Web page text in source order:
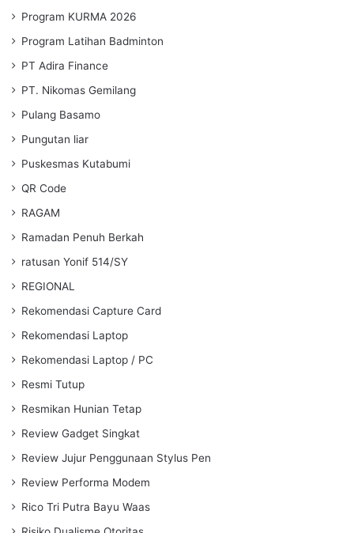
Program KURMA 2026
Program Latihan Badminton
PT Adira Finance
PT. Nikomas Gemilang
Pulang Basamo
Pungutan liar
Puskesmas Kutabumi
QR Code
RAGAM
Ramadan Penuh Berkah
ratusan Yonif 514/SY
REGIONAL
Rekomendasi Capture Card
Rekomendasi Laptop
Rekomendasi Laptop / PC
Resmi Tutup
Resmikan Hunian Tetap
Review Gadget Singkat
Review Jujur Penggunaan Stylus Pen
Review Performa Modem
Rico Tri Putra Bayu Waas